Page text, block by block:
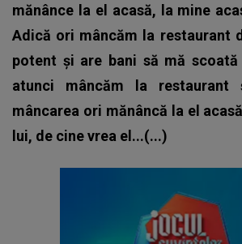
mănânce la el acasă, la mine
Adică ori mâncăm la restaurant
potent și are bani să mă
atunci mâncăm la
mâncarea ori mănâncă la el
lui, de cine vrea el...(...)